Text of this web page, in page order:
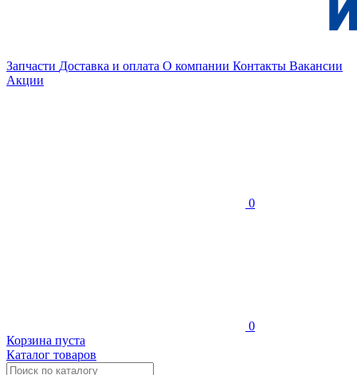
Запчасти Доставка и оплата О компании Контакты Вакансии
Акции
0
0
Корзина пуста
Каталог товаров